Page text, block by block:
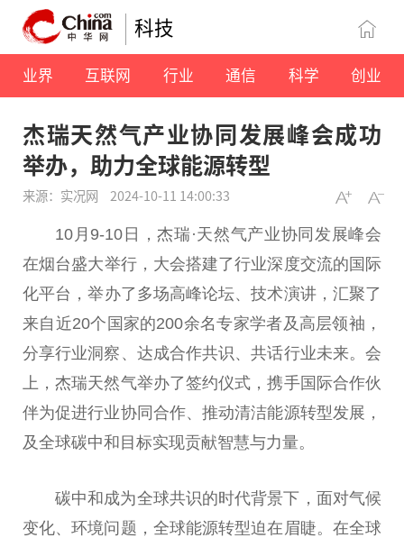
科技
业界 互联网 行业 通信 科学 创业
杰瑞天然气产业协同发展峰会成功
举办，助力全球能源转型
来源：实况网 2024-10-11 14:00:33
10月9-10日，杰瑞·天然气产业协同发展峰会
在烟台盛大举行，大会搭建了行业深度交流的国际
化平台 ，举办了多场高峰论坛、技术演讲，汇聚了
来自 近20个 国家的200余名专家学者及 高层领袖 ，
分享行业洞察、达成合作共识、共话行业未来。会
上，杰瑞天然气举办了签约仪式，携手国际合作伙
伴为促进行业协同合作、推动清洁能源转型发展，
及全球碳中和目标实现贡献智慧与力量。
碳中和成为全球共识的时代背景下，面对气候
变化、环境问题，全球能源转型迫在眉睫。在全球